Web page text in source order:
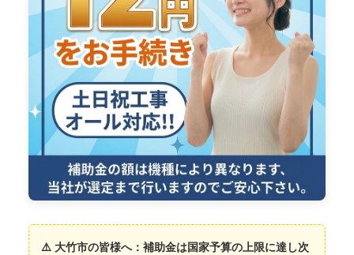
⚠️ 大竹市の皆様へ：補助金は国家予算の上限に達し次